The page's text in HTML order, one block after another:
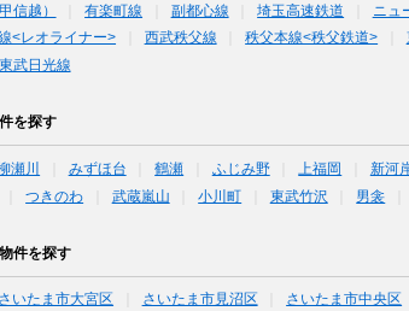
信越） 有楽町線 副都心線 埼玉高速鉄道 ニュ
<レオライナー> 西武秩父線 秩父本線<秩父鉄道>
東武日光線
を探す
瀬川 みずほ台 鶴瀬 ふじみ野 上福岡 新河
つきのわ 武蔵嵐山 小川町 東武竹沢 男衾
件を探す
さいたま市大宮区 さいたま市見沼区 さいたま市中央区